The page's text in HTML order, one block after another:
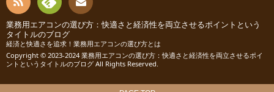
RSS
Fee
dly
お問
い合
業務用エアコンの選び方：快適さと経済性を両立させるポイントという
タイトルのブログ
経済と快適さを追求！業務用エアコンの選び方とは
Copyright © 2023-2024業務用エアコンの選び方：快適さと経済性を両立させるポイ
ントというタイトルのブログ All Rights Reserved.